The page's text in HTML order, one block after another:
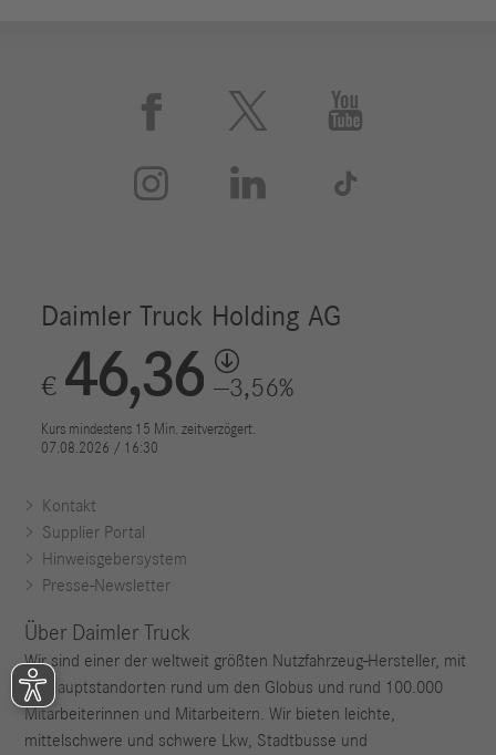
 


 
Kontakt
Supplier Portal
Hinweisgebersystem
Presse-Newsletter
Über Daimler Truck
Wir sind einer der weltweit größten Nutzfahrzeug-Hersteller, mit
35 Hauptstandorten rund um den Globus und rund 100.000
Mitarbeiterinnen und Mitarbeitern. Wir bieten leichte,
mittelschwere und schwere Lkw, Stadtbusse und